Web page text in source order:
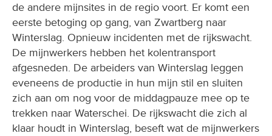
de andere mijnsites in de regio voort. Er komt een
eerste betoging op gang, van Zwartberg naar
Winterslag. Opnieuw incidenten met de rijkswacht.
De mijnwerkers hebben het kolentransport
afgesneden. De arbeiders van Winterslag leggen
eveneens de productie in hun mijn stil en sluiten
zich aan om nog voor de middagpauze mee op te
trekken naar Waterschei. De rijkswacht die zich al
klaar houdt in Winterslag, beseft wat de mijnwerkers